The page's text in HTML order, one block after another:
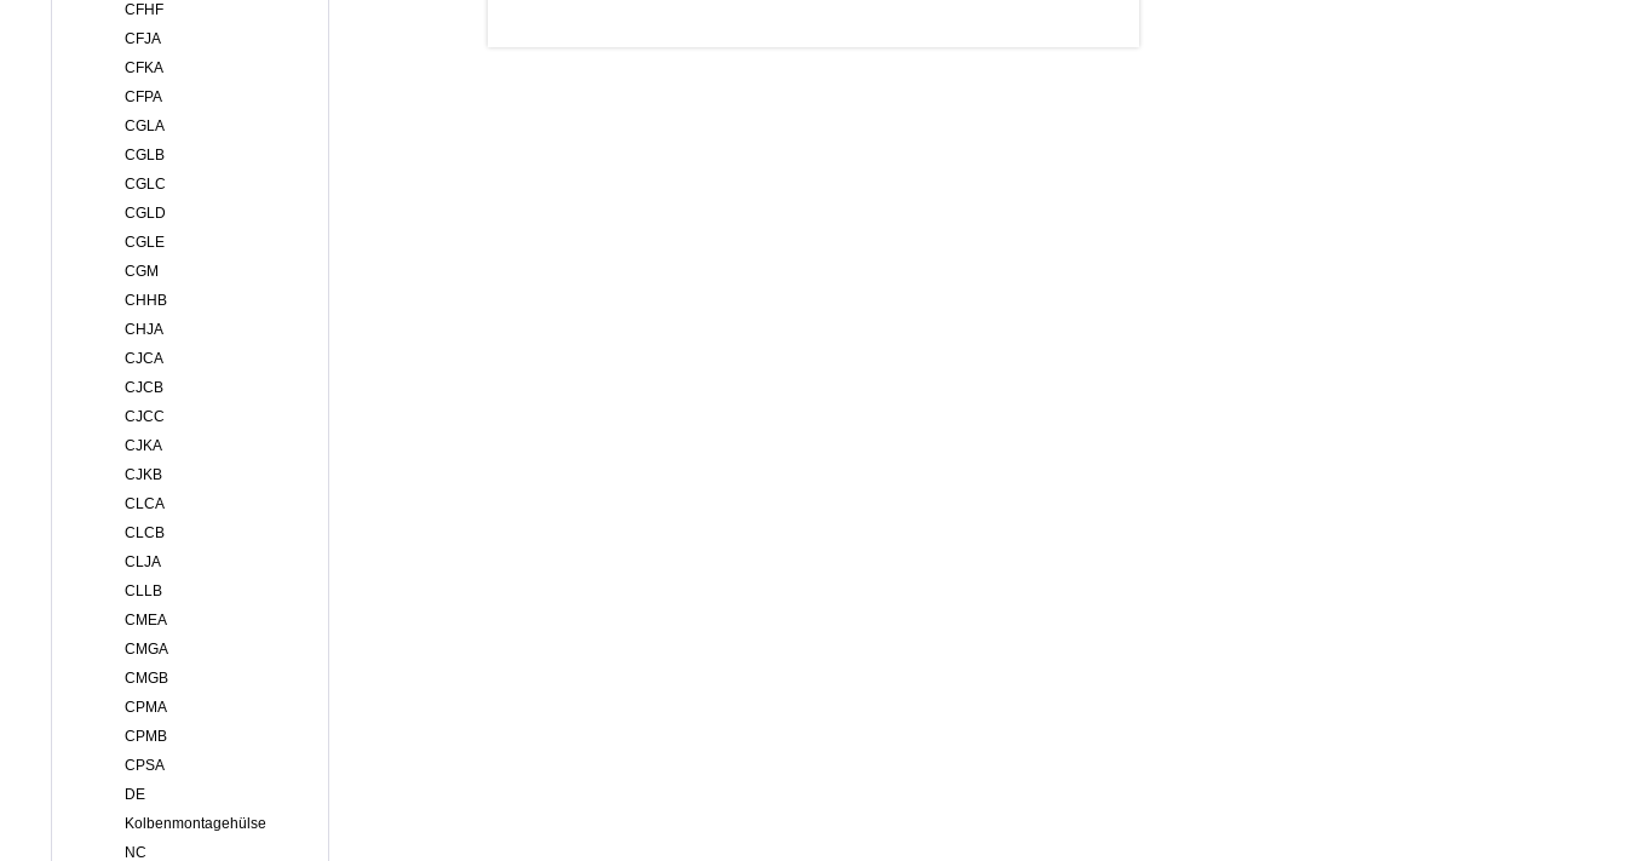
CFHF
CFJA
CFKA
CFPA
CGLA
CGLB
CGLC
CGLD
CGLE
CGM
CHHB
CHJA
CJCA
CJCB
CJCC
CJKA
CJKB
CLCA
CLCB
CLJA
CLLB
CMEA
CMGA
CMGB
CPMA
CPMB
CPSA
DE
Kolbenmontagehülse
NC